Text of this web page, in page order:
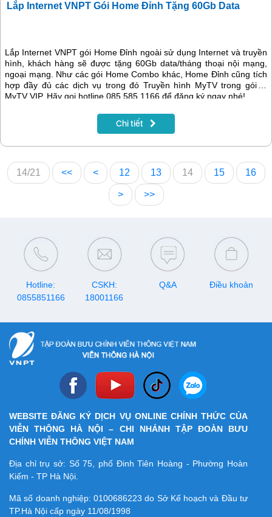
Lắp Internet VNPT Gói Home Đỉnh Tặng 60Gb Data
Lắp Internet VNPT gói Home Đỉnh ngoài sử dụng Internet và truyền
hình, khách hàng sẽ được tặng 60Gb data/tháng thoại nội mạng,
ngoại mạng. Như các gói Home Combo khác, Home Đỉnh cũng tích
hợp đầy đủ các dịch vụ trong đó Truyền hình MyTV trong gói là
MyTV VIP. Hãy gọi hotline 085.585.1166 để đăng ký ngay nhé!
Chi tiết
14/21 << < 12 13 14 15 16
> >>
Hotline:
0855851166
CSKH:
18001166
Q&A Điều khoản
WEBSITE ĐĂNG KÝ DỊCH VỤ ONLINE CHÍNH THỨC CỦA
VIỄN THÔNG HÀ NỘI – CHI NHÁNH TẬP ĐOÀN BƯU
CHÍNH VIỄN THÔNG VIỆT NAM
Địa chỉ trụ sở: Số 75, phố Đinh Tiên Hoàng - Phường Hoàn
Kiếm - TP Hà Nội.
Mã số doanh nghiệp:0100686223 do Sở Kế hoạch và Đầu tư
TP.Hà Nội cấp ngày 11/08/1998